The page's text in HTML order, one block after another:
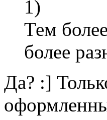
1)
Тем
более
Да? :]